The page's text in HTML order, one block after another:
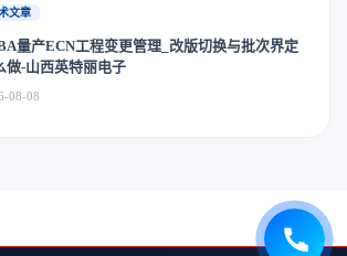
文章
量产ECN工程变更管理_改版切换与批次界定
做-山西英特丽电子
08-08